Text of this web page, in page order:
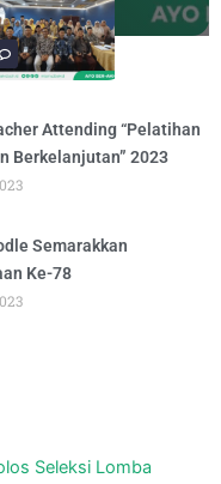
Attending “Pelatihan
Berkelanjutan” 2023
Semarakkan
Ke-78
Seleksi Lomba